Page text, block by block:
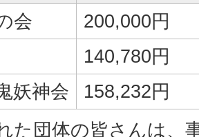
会
200,000円
140,780円
妖神会
158,232円
た団体の皆さんは、